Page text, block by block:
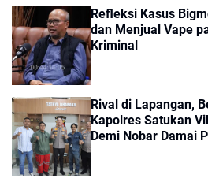
Refleksi Kasus
dan Menjual Vape
Kriminal
Rival di Lapangan,
Kapolres Satukan
Demi Nobar Damai